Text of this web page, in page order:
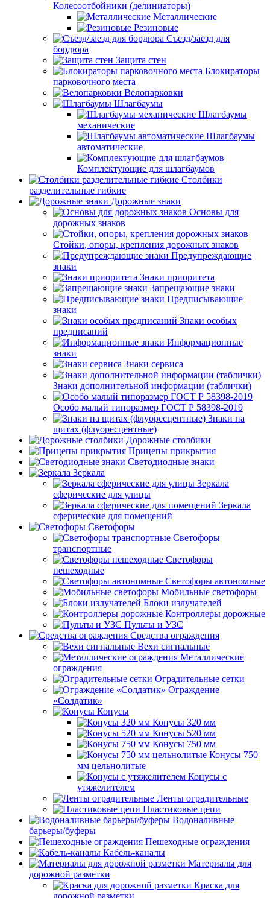
Колесоотбойники (делиниаторы)
Металлические
Резиновые
Съезд/заезд для
бордюра
Защита стен
Блокираторы
парковочного места
Велопарковки
Шлагбаумы
Шлагбаумы
механические
Шлагбаумы
автоматические
Комплектующие для шлагбаумов
Столбики
разделительные гибкие
Дорожные знаки
Основы для
дорожных знаков
Стойки, опоры, крепления дорожных знаков
Предупреждающие
знаки
Знаки приоритета
Запрещающие знаки
Предписывающие
знаки
Знаки особых
предписаний
Информационные
знаки
Знаки сервиса
Знаки дополнительной информации (таблички)
Особо малый типоразмер ГОСТ Р 58398-2019
Знаки на
щитах (флуоресцентные)
Дорожные столбики
Прицепы прикрытия
Светодиодные знаки
Зеркала
Зеркала
сферические для улицы
Зеркала
сферические для помещений
Светофоры
Светофоры
транспортные
Светофоры
пешеходные
Светофоры автономные
Мобильные светофоры
Блоки излучателей
Контроллеры дорожные
Пульты и УЗС
Средства ограждения
Вехи сигнальные
Металлические
ограждения
Оградительные сетки
Ограждение
«Солдатик»
Конусы
Конусы 320 мм
Конусы 520 мм
Конусы 750 мм
Конусы 750
мм цельнолитые
Конусы с
утяжелителем
Ленты оградительные
Пластиковые цепи
Водоналивные
барьеры/буферы
Пешеходные ограждения
Кабель-каналы
Материалы для
дорожной разметки
Краска для
дорожной разметки